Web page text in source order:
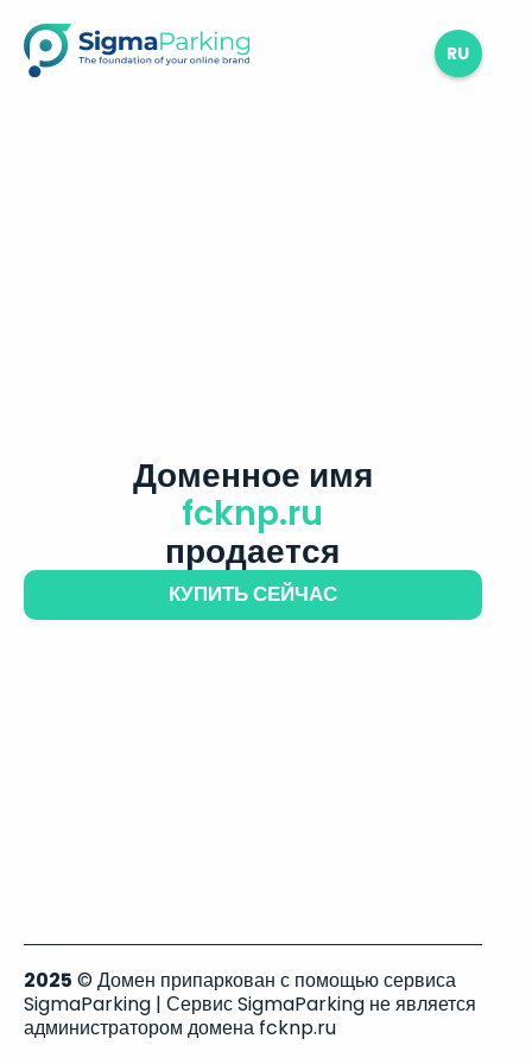
RU
Доменное имя
fcknp.ru
продается
КУПИТЬ СЕЙЧАС
2025 © Домен припаркован с помощью сервиса
SigmaParking | Сервис SigmaParking не является
администратором домена fcknp.ru